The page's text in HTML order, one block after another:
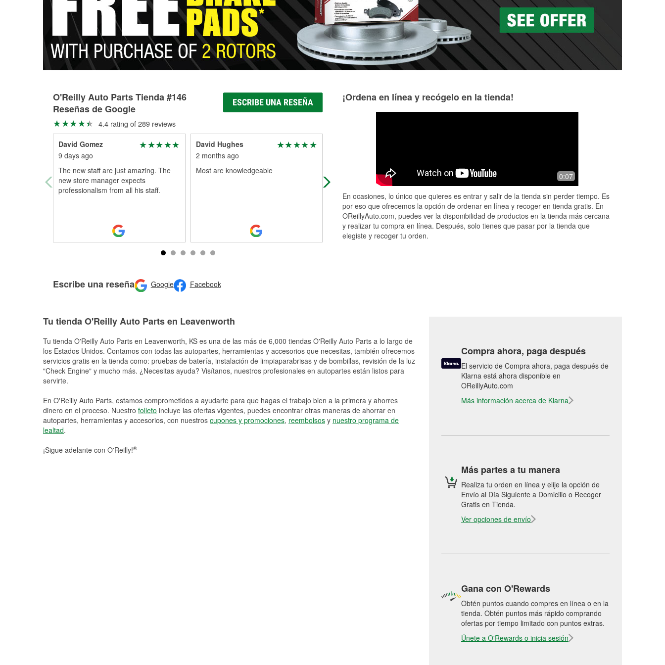
O'Reilly Auto Parts Tienda #146
Reseñas de Google
ESCRIBE UNA RESEÑA
4.4 rating of 289 reviews
David Gomez
9 days ago
The new staff are just amazing. The
new store manager expects
professionalism from all his staff.
David Hughes
2 months ago
Most are knowledgeable
Great place, fair prices and friendly
The young man checked my car's oil &
topped it off before I left to talk to my
Escribe una reseña Google Facebook
¡Ordena en línea y recógelo en la tienda!
0:07
En ocasiones, lo único que quieres es entrar y salir de la tienda sin perder tiempo. Es
por eso que ofrecemos la opción de ordenar en línea y recoger en tienda gratis. En
OReillyAuto.com, puedes ver la disponibilidad de productos en la tienda más cercana
y realizar tu compra en línea. Después, solo tienes que pasar por la tienda que
elegiste y recoger tu orden.
Tu tienda O'Reilly Auto Parts en Leavenworth
Tu tienda O'Reilly Auto Parts en Leavenworth, KS es una de las más de 6,000 tiendas O'Reilly Auto Parts a lo largo de
los Estados Unidos. Contamos con todas las autopartes, herramientas y accesorios que necesitas, también ofrecemos
servicios gratis en la tienda como: pruebas de batería, instalación de limpiaparabrisas y de bombillas, revisión de la luz
"Check Engine" y mucho más. ¿Necesitas ayuda? Visítanos, nuestros profesionales en autopartes están listos para
servirte.
En O'Reilly Auto Parts, estamos comprometidos a ayudarte para que hagas el trabajo bien a la primera y ahorres
dinero en el proceso. Nuestro folleto incluye las ofertas vigentes, puedes encontrar otras maneras de ahorrar en
autopartes, herramientas y accesorios, con nuestros cupones y promociones, reembolsos y nuestro programa de
lealtad.
¡Sigue adelante con O'Reilly!®
Compra ahora, paga después
El servicio de Compra ahora, paga después de
Klarna está ahora disponible en
OReillyAuto.com
Más información acerca de Klarna
Más partes a tu manera
Realiza tu orden en línea y elije la opción de
Envío al Día Siguiente a Domicilio o Recoger
Gratis en Tienda.
Ver opciones de envío
Gana con O'Rewards
Obtén puntos cuando compres en línea o en la
tienda. Obtén puntos más rápido comprando
ofertas por tiempo limitado con puntos extras.
Únete a O'Rewards o inicia sesión